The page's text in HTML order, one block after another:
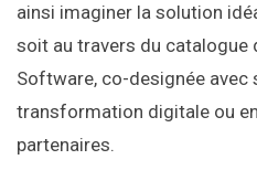
ainsi imaginer la solution
soit au travers du catalogue
Software, co-designée avec
transformation digitale ou
partenaires.